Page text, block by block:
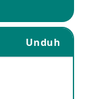
Unduh